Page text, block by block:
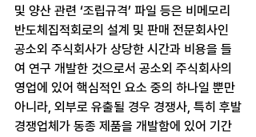
및 양산 관련 ‘조립규격’ 파일 등은 비메모리
반도체집적회로의 설계 및 판매 전문회사인
공소외 주식회사가 상당한 시간과 비용을 들
여 연구 개발한 것으로서 공소외 주식회사의
영업에 있어 핵심적인 요소 중의 하나일 뿐만
아니라, 외부로 유출될 경우 경쟁사, 특히 후발
경쟁업체가 동종 제품을 개발함에 있어 기간